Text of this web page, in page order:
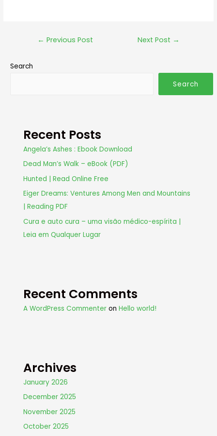
← Previous Post Next Post →
Search
Search
Recent Posts
Angela’s Ashes : Ebook Download
Dead Man’s Walk – eBook (PDF)
Hunted | Read Online Free
Eiger Dreams: Ventures Among Men and Mountains
| Reading PDF
Cura e auto cura – uma visão médico-espírita |
Leia em Qualquer Lugar
Recent Comments
A WordPress Commenter onHello world!
Archives
January 2026
December 2025
November 2025
October 2025